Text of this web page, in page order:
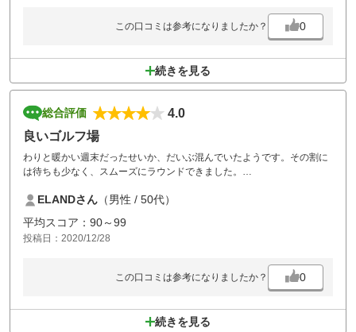
この口コミは参考になりましたか？ 0
続きを見る
総合評価
4.0
良いゴルフ場
わりと暖かい週末だったせいか、だいぶ混んでいたようです。その割に
は待ちも少なく、スムーズにラウンドできました。
フの気配りが行き届いた対応が良かったです。
フェアウェイやグリーン上でカラスにボールを持っていかれたのには参
りましたが…
ELANDさん （男性 / 50代）
平均スコア：90～99
投稿日：2020/12/28
この口コミは参考になりましたか？ 0
続きを見る